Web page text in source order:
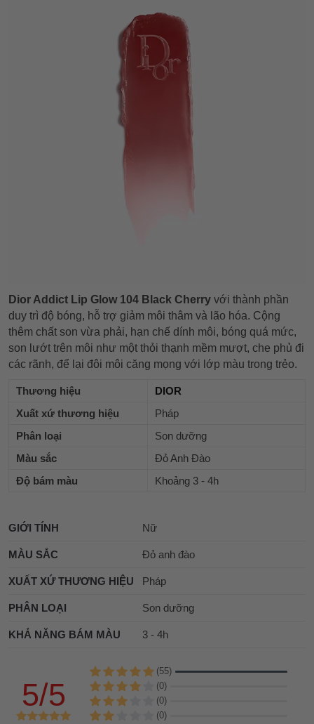
Dior Addict Lip Glow 104 Black Cherry với thành phần
duy trì độ bóng, hỗ trợ giảm môi thâm và lão hóa. Cộng
thêm chất son vừa phải, hạn chế dính môi, bóng quá mức,
son lướt trên môi như một thỏi thạnh mềm mượt, che phủ đi
các rãnh, để lại đôi môi căng mọng với lớp màu trong trẻo.
Thương hiệu
DIOR
Xuất xứ thương hiệu
Pháp
Phân loại
Son dưỡng
Màu sắc
Đỏ Anh Đào
Độ bám màu
Khoảng 3 - 4h
GIỚI TÍNH Nữ
MÀU SẮC Đỏ anh đào
XUẤT XỨ THƯƠNG HIỆU Pháp
PHÂN LOẠI Son dưỡng
KHẢ NĂNG BÁM MÀU 3 - 4h
5/5
(55)
(0)
(0)
(0)